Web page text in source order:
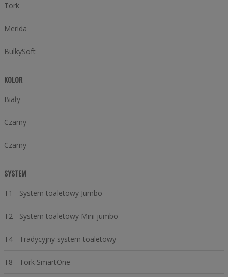
Tork
Merida
BulkySoft
KOLOR
Biały
Czarny
Czarny
SYSTEM
T1 - System toaletowy Jumbo
T2 - System toaletowy Mini jumbo
T4 - Tradycyjny system toaletowy
T8 - Tork SmartOne